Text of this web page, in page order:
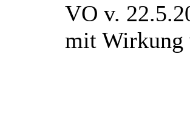
VO v.
mit Wirkung